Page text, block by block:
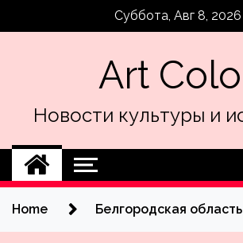
Суббота, Авг 8, 2026
Art
Новости культуры и
Home Белгородская область